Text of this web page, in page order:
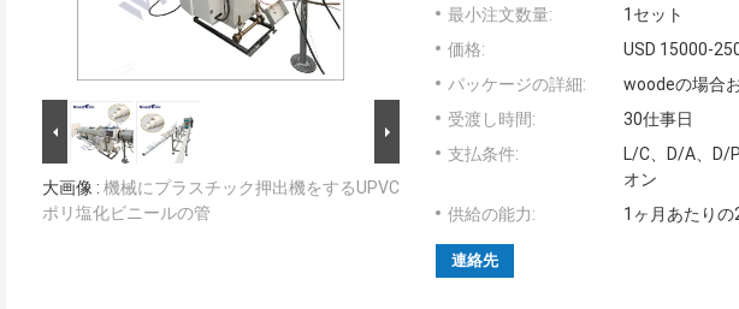
大画像 : 機械にプラスチック押出機をするUPVC
ポリ塩化ビニールの管
最小注文数量:
1セット
価格:
USD 15000-
パッケージの詳細:
woodeの場合
受渡し時間:
30仕事日
支払条件:
L/C、D/A、D/
オン
供給の能力:
1ヶ月あたりの
連絡先